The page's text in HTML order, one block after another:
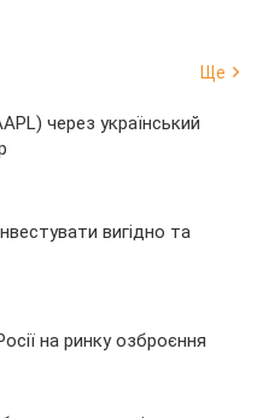
Ще
через український
вигідно та
на ринку озброєння